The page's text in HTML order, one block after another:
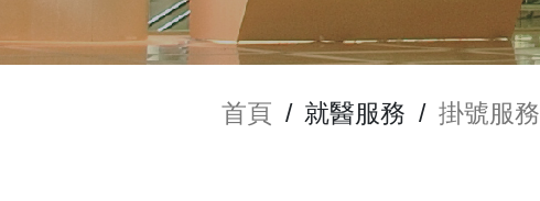
首頁 / 就醫服務 / 掛號服務